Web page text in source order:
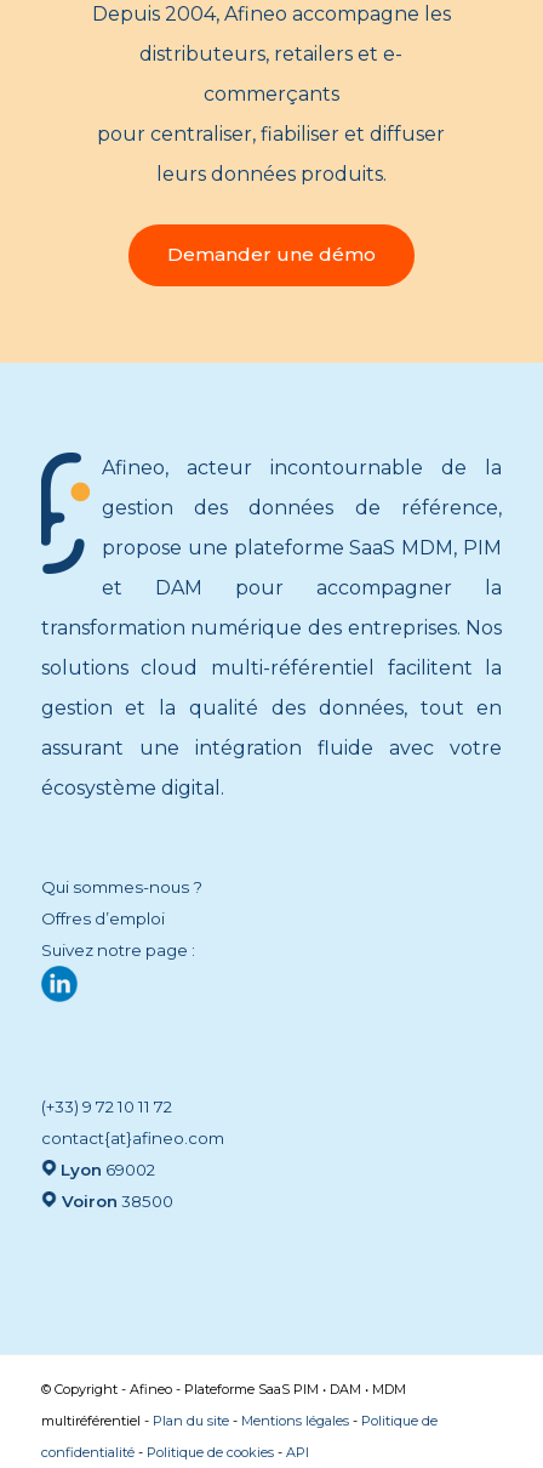
Depuis 2004, Afineo accompagne les
distributeurs, retailers et e-
commerçants
pour centraliser, fiabiliser et diffuser
leurs données produits.
Demander une démo
Afineo, acteur incontournable de la
gestion des données de référence,
propose une plateforme SaaS MDM, PIM
et DAM pour accompagner la
transformation numérique des entreprises. Nos
solutions cloud multi-référentiel facilitent la
gestion et la qualité des données, tout en
assurant une intégration fluide avec votre
écosystème digital.
Qui sommes-nous ?
Offres d’emploi
Suivez notre page :
(+33) 9 72 10 11 72
contact{at}afineo.com
Lyon 69002
Voiron 38500
© Copyright - Afineo - Plateforme SaaS PIM • DAM • MDM
multiréférentiel - Plan du site- Mentions légales- Politique de
confidentialité- Politique de cookies- API